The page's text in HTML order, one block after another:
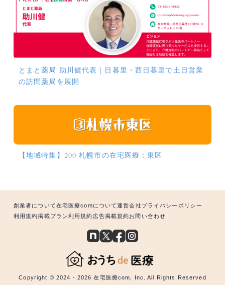
とまと薬局 助川健代表｜日暮里・西日暮里で土日営業
の訪問薬局を展開
【地域特集】200 札幌市の在宅医療：東区
創業者について在宅医療comについて運営会社 プライバシーポリシー
利用規約掲載プラン利用規約 広告掲載規約お問い合わせ
Copyright © 2024 - 2026 在宅医療com, Inc. All Rights Reserved